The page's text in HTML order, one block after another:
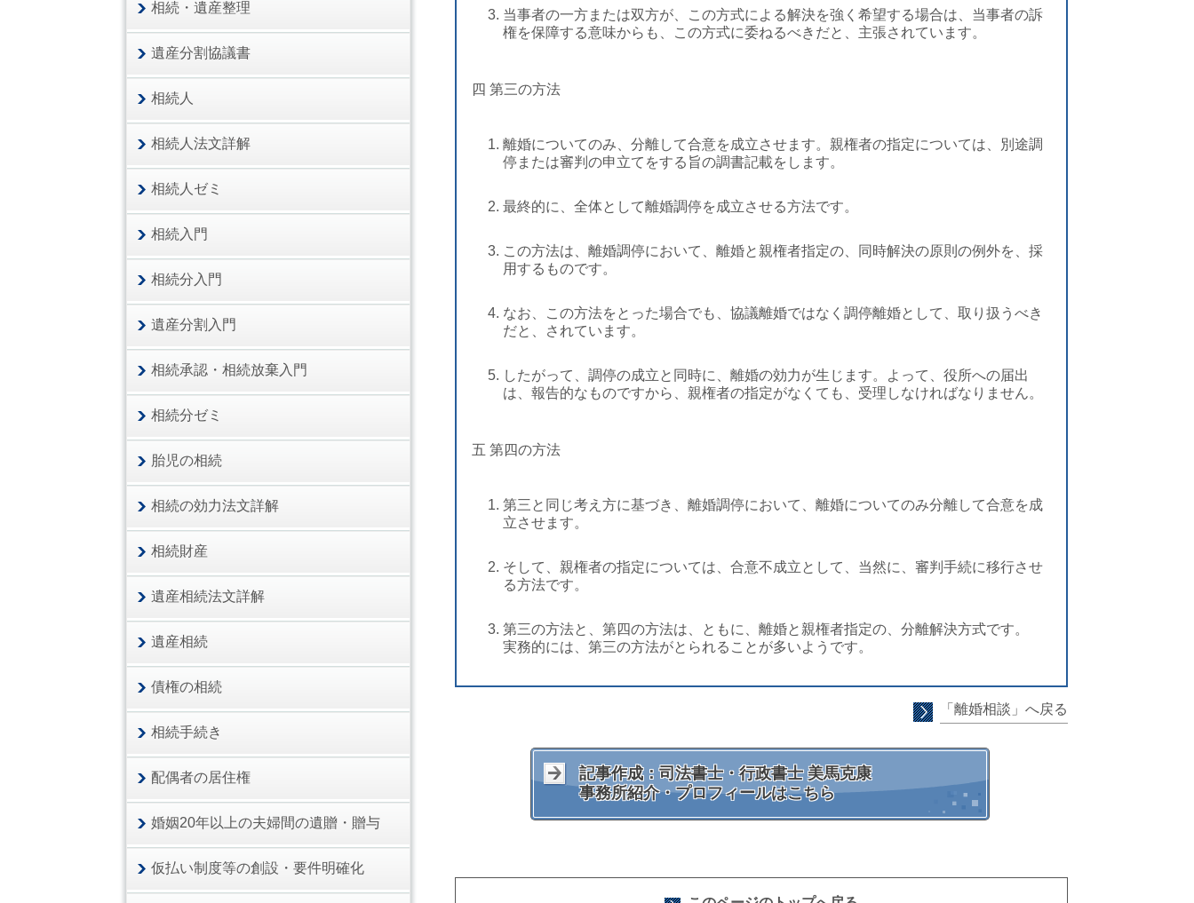
当事者の一方または双方が、この方式による解決を強く希望する場合は、当事者の訴
権を保障する意味からも、この方式に委ねるべきだと、主張されています。
四 第三の方法
離婚についてのみ、分離して合意を成立させます。親権者の指定については、別途調
停または審判の申立てをする旨の調書記載をします。
最終的に、全体として離婚調停を成立させる方法です。
この方法は、離婚調停において、離婚と親権者指定の、同時解決の原則の例外を、採
用するものです。
なお、この方法をとった場合でも、協議離婚ではなく調停離婚として、取り扱うべき
だと、されています。
したがって、調停の成立と同時に、離婚の効力が生じます。よって、役所への届出
は、報告的なものですから、親権者の指定がなくても、受理しなければなりません。
五 第四の方法
第三と同じ考え方に基づき、離婚調停において、離婚についてのみ分離して合意を成
立させます。
そして、親権者の指定については、合意不成立として、当然に、審判手続に移行させ
る方法です。
第三の方法と、第四の方法は、ともに、離婚と親権者指定の、分離解決方式です。
実務的には、第三の方法がとられることが多いようです。
「離婚相談」へ戻る
記事作成：司法書士・行政書士 美馬克康
事務所紹介・プロフィールはこちら
相続・遺産整理
遺産分割協議書
相続人
相続人法文詳解
相続人ゼミ
相続入門
相続分入門
遺産分割入門
相続承認・相続放棄入門
相続分ゼミ
胎児の相続
相続の効力法文詳解
相続財産
遺産相続法文詳解
遺産相続
債権の相続
相続手続き
配偶者の居住権
婚姻20年以上の夫婦間の遺贈・贈与
仮払い制度等の創設・要件明確化